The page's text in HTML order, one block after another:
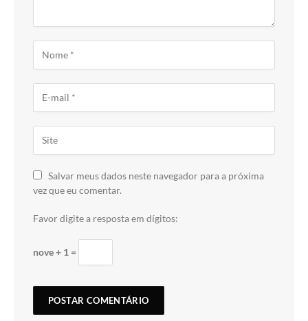
Salvar meus dados neste navegador para a próxima
vez que eu comentar.
Favor digite a resposta em dígitos:
nove + 1 =